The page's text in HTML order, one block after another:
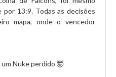
por 13:9. Todas as decisões
mapa, onde o vencedor
Nuke perdido 🤯